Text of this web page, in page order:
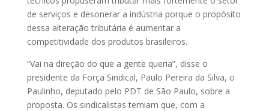
de serviços e desonerar a indústria porque o propósito
dessa alteração tributária é aumentar a
competitividade dos produtos brasileiros.
“Vai na direção do que a gente queria”, disse o
presidente da Força Sindical, Paulo Pereira da Silva, o
Paulinho, deputado pelo PDT de São Paulo, sobre a
proposta. Os sindicalistas temiam que, com a